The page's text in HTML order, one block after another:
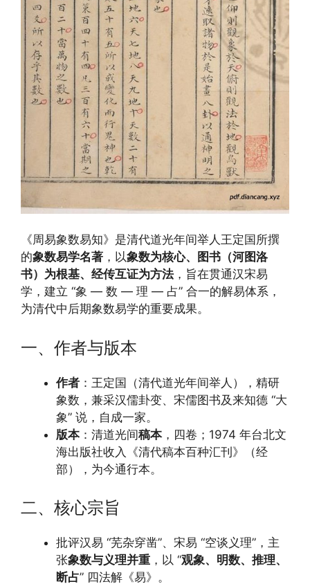
《周易象数易知》是清代道光年间举人王定国所撰
的象数易学名著 ，以象数为核心、图书（河图洛
书）为根基、经传互证为方法，旨在贯通汉宋易
学，建立 “象 — 数 — 理 — 占” 合一的解易体系，
为清代中后期象数易学的重要成果。
一、作者与版本
作者 ：王定国（清代道光年间举人），精研
象数，兼采汉儒卦变、宋儒图书及来知德 “大
象” 说，自成一家。
版本：清道光间稿本，四卷；1974 年台北文
海出版社收入《清代稿本百种汇刊》（经
部），为今通行本。
二、核心宗旨
批评汉易 “芜杂穿凿”、宋易 “空谈义理”，主
张象数与义理并重 ，以 “观象、明数、推理、
断占” 四法解《易》。